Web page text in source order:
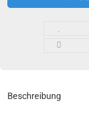
Beschreibung